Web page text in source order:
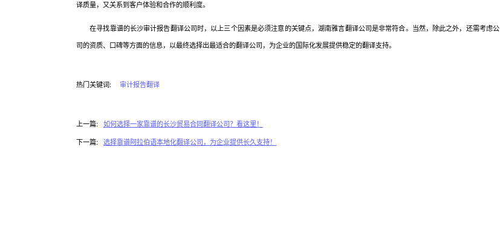
译质量，又关系到客户体验和合作的顺利度。
在寻找靠谱的长沙审计报告翻译公司时，以上三个因素是必须注意的关键点，湖南雅言翻译公司是非常符合。当然，除此之外，还需考虑公
司的资质、口碑等方面的信息，以最终选择出最适合的翻译公司，为企业的国际化发展提供稳定的翻译支持。
热门关键词: 审计报告翻译
上一篇: 如何选择一家靠谱的长沙贸易合同翻译公司？看这里！
下一篇: 选择靠谱阿拉伯语本地化翻译公司，为企业提供长久支持！